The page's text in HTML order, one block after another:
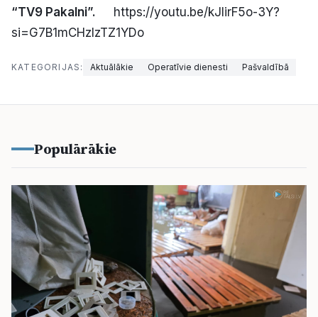
“TV9 Pakalni”. https://youtu.be/kJlirF5o-3Y?
si=G7B1mCHzIzTZ1YDo
KATEGORIJAS: Aktuālākie Operatīvie dienesti Pašvaldībā
Populārākie